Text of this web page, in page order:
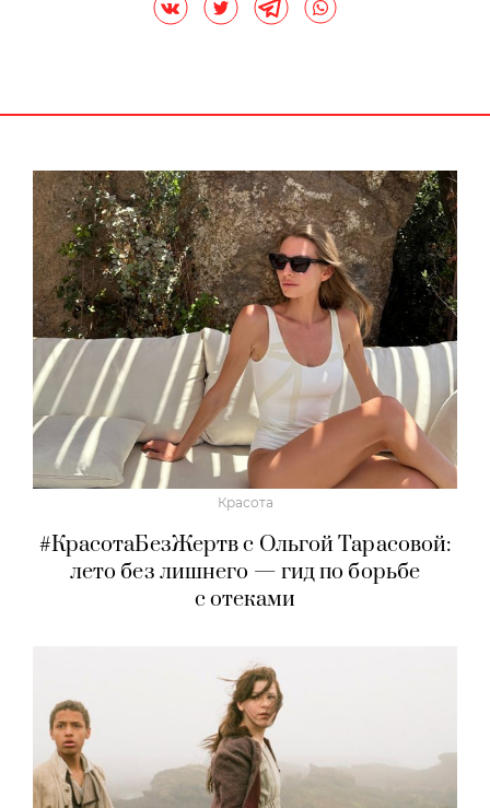
Красота
#КрасотаБезЖертв с Ольгой Тарасовой:
лето без лишнего — гид по борьбе
с отеками